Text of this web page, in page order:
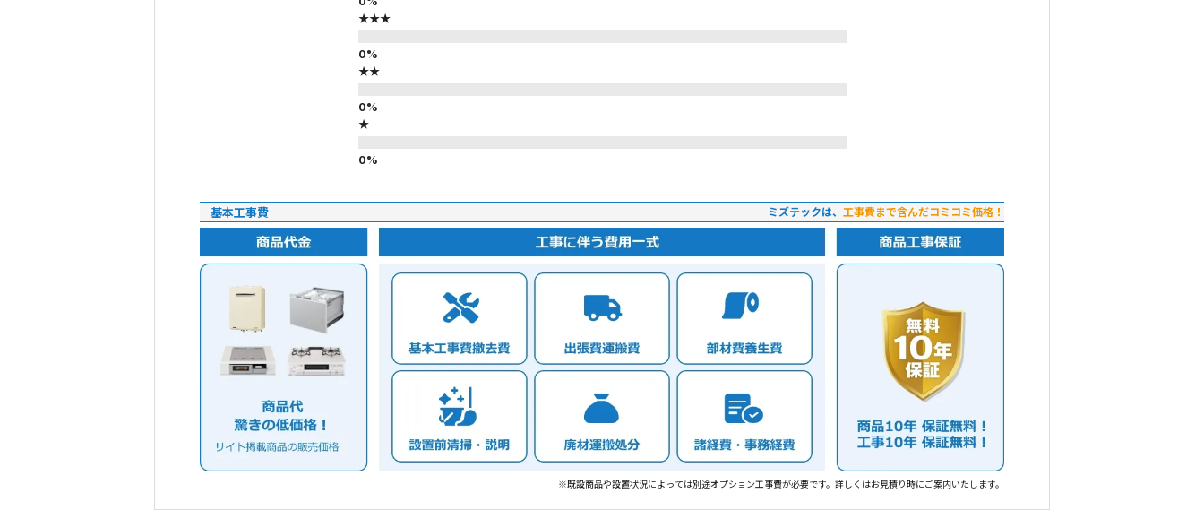
★★★
★★
★
基本工事費 ミズテックは、 工事費まで含んだコミコミ価格！
※既設商品や設置状況によっては別途オプション工事費が必要です。詳しくはお見積り時にご案内いたします。